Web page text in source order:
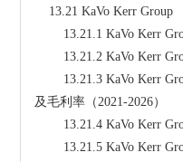
    13.21 KaVo Kerr Group
13.21.1 KaVo
13.21.2 KaVo
及毛利率（2021-2026）
13.21.4 KaVo
13.21.5 KaVo